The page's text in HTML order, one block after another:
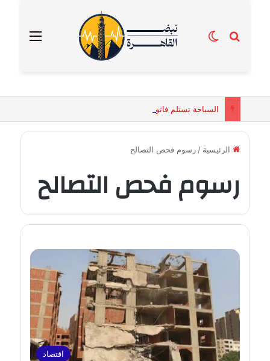
القائمة بحث عنالوضع المظلم
الرئيسية / رسوم فحص التصالح
رسوم فحص التصالح
اقتصاد